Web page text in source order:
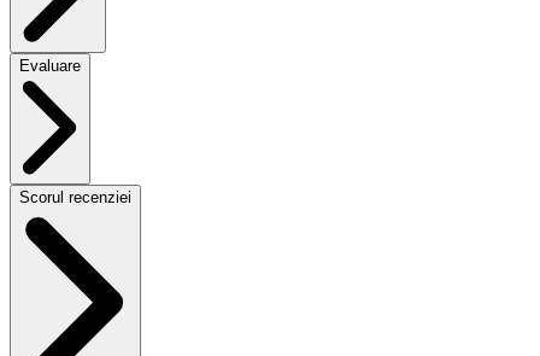
Evaluare
Scorul recenziei